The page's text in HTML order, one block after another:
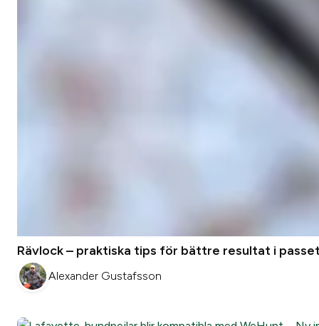
Rävlock – praktiska tips för bättre resultat i
Alexander Gustafsson